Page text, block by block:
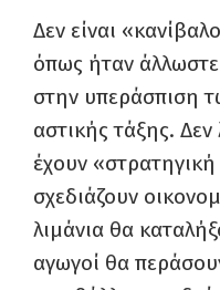
Δεν είναι
όπως ήταν άλλωστε
στην υπεράσπιση
αστικής τάξης. Δεν
έχουν
σχεδιάζουν
λιμάνια θα
αγωγοί θα